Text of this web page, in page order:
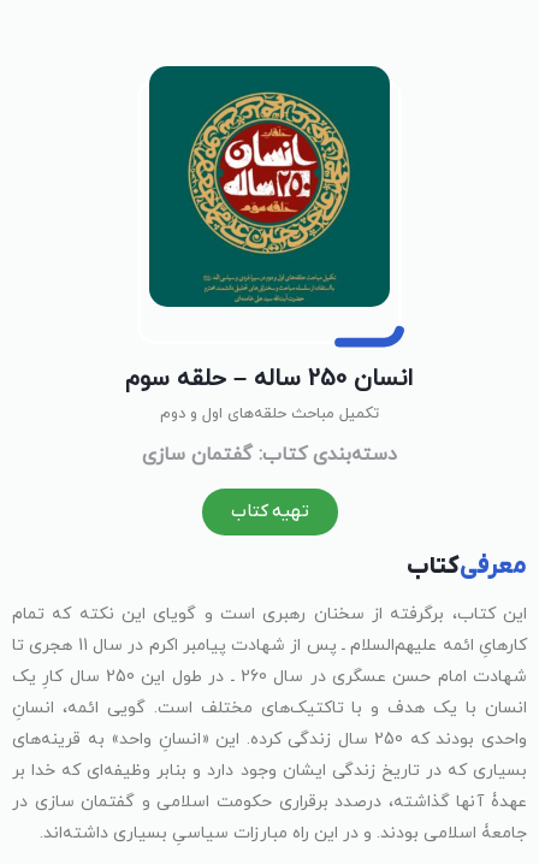
انسان 250 ساله – حلقه سوم
تکمیل مباحث حلقه‌های اول و دوم
دسته‌بندی کتاب: گفتمان سازی
تهیه کتاب
معرفیکتاب
این کتاب، برگرفته از سخنان رهبری است و گویای این نکته که تمام
کارهایِ ائمه علیهم‌السلام ـ پس از شهادت پیامبر اکرم در سال 11 هجری تا
شهادت امام حسن عسگری در سال 260 ـ در طول این 250 سال کارِ یک
انسان با یک هدف و با تاکتیک‌های مختلف است. گویی ائمه، انسانِ
واحدی بودند که 250 سال زندگی کرده. این «انسانِ واحد» به قرینه‌های
بسیاری که در تاریخ زندگی ایشان وجود دارد و بنابر وظیفه‌ای که خدا بر
عهدۀ آنها گذاشته، درصدد برقراری حکومت اسلامی و گفتمان سازی در
جامعۀ اسلامی بودند. و در این راه مبارزات سیاسیِ بسیاری داشته‌اند.